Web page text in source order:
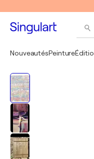
NouveautésPeinture